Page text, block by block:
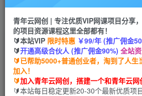
首页 创业课程 会员免费 正文
西哥有绝招做单王秘诀，颠覆你
青年云网创
青年云网创 | 专注优质VIP网课项目分享
的项目资源课程这里全部都有！
🔰本站VIP 限时特惠 ￥99/年 (推广佣金
🔰开通高级合伙人 (推广佣金90%) 全站
🔰已帮助5000+普通创业者，淘到了人生
加入！
🔰加入青年云网创，搭建一个和青年云
🔰本站每日稳定更新20-30个最新优质项